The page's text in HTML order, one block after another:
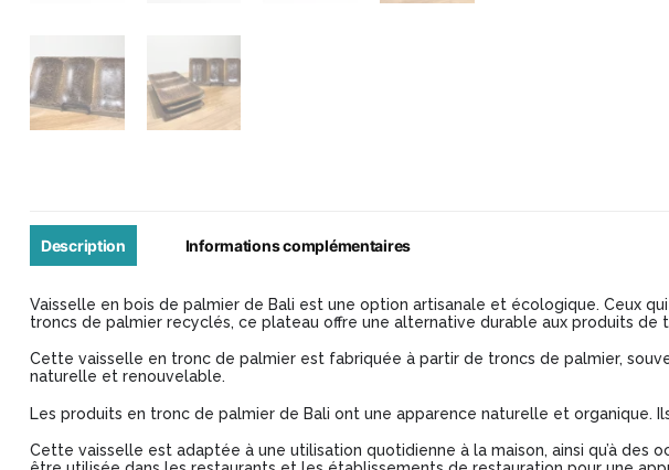
Description Informations complémentaires
Vaisselle en bois de palmier de Bali est une option artisanale et écologique. Ceux
troncs de palmier recyclés, ce plateau offre une alternative durable aux produits de
Cette vaisselle en tronc de palmier est fabriquée à partir de troncs de palmier,
naturelle et renouvelable.
Les produits en tronc de palmier de Bali ont une apparence naturelle et
Cette vaisselle est adaptée à une utilisation quotidienne à la maison, ainsi qu’à